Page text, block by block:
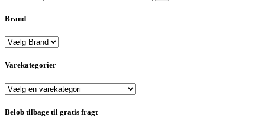
Brand
Varekategorier
Beløb tilbage til gratis fragt